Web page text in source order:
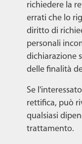
richiedere la
errati che lo
diritto di
personali
dichiarazione
delle finalità
Se
rettifica, può
qualsiasi
trattamento.